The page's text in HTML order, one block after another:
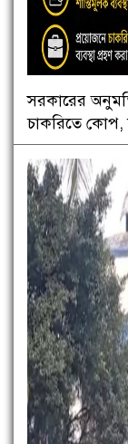
সরকারের
চাকরিতে কোপ,